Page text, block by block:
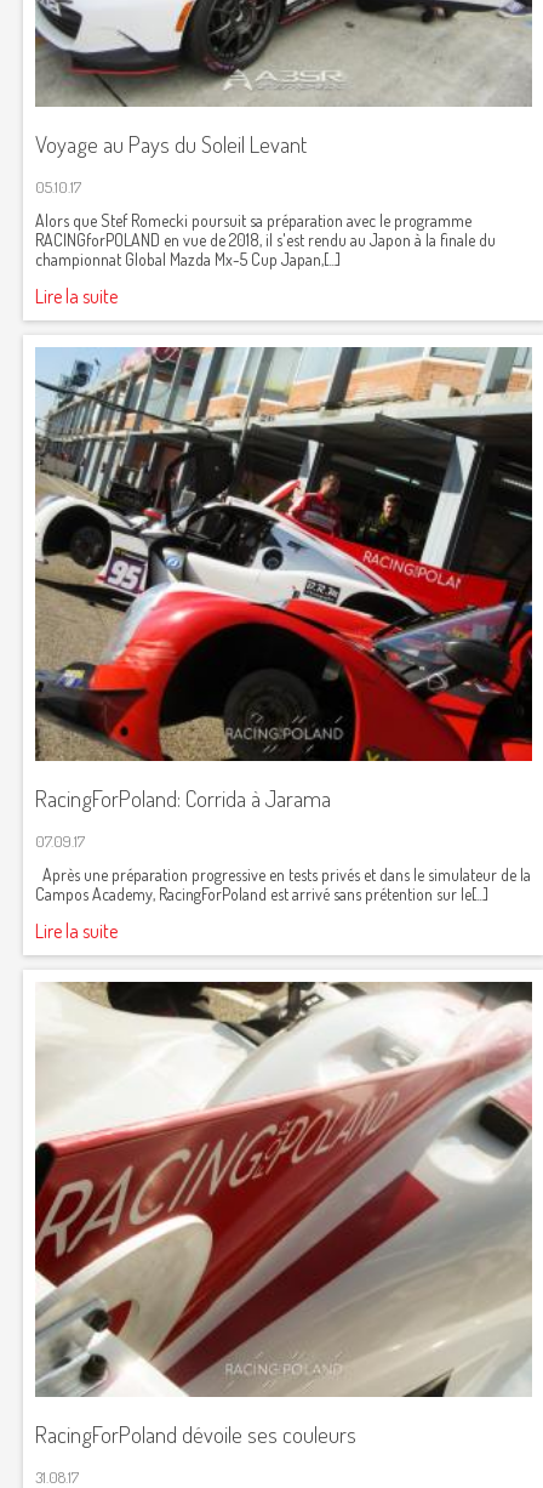
Voyage au Pays du Soleil Levant
05.10.17
Alors que Stef Romecki poursuit sa préparation avec le programme
RACINGforPOLAND en vue de 2018, il s'est rendu au Japon à la finale du
championnat Global Mazda Mx-5 Cup Japan,[...]
Lire la suite
RacingForPoland: Corrida à Jarama
07.09.17
Après une préparation progressive en tests privés et dans le simulateur de la
Campos Academy, RacingForPoland est arrivé sans prétention sur le[...]
Lire la suite
RacingForPoland dévoile ses couleurs
31.08.17